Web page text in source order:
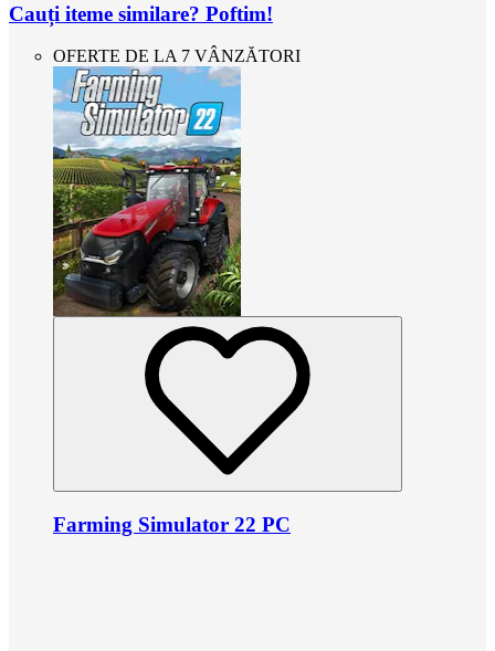
Cauți iteme similare? Poftim!
OFERTE DE LA 7 VÂNZĂTORI
Farming Simulator 22 PC